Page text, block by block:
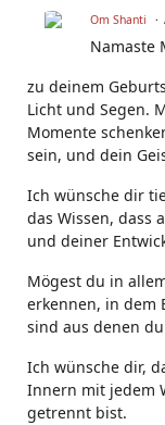
Om Shanti
Namaste
zu deinem
Licht und Segen.
Momente
sein, und dein
Ich wünsche dir
das Wissen, dass
und deiner
Mögest du in
erkennen, in dem
sind aus denen
Ich wünsche dir,
Innern mit jedem
getrennt bist.